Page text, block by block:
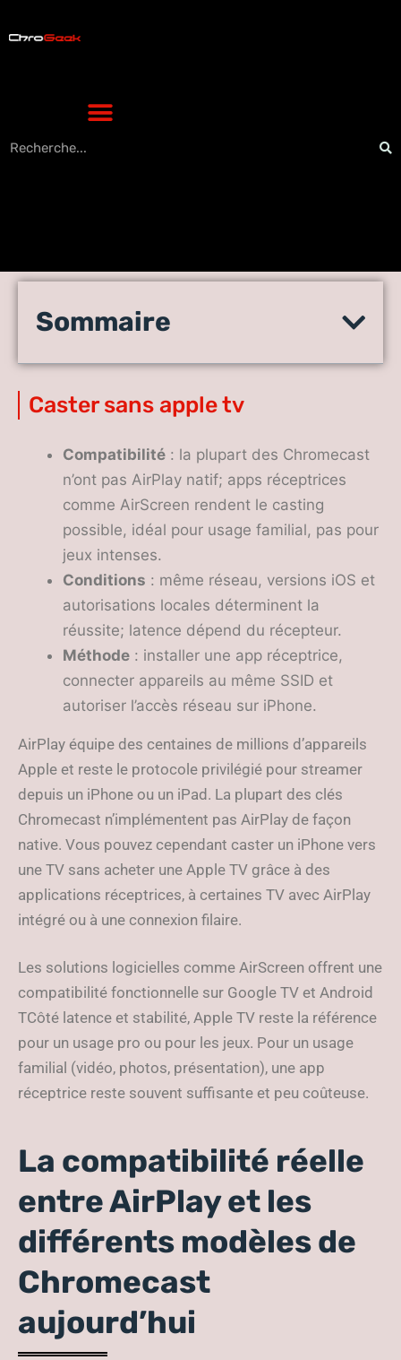
AirPlay sur Chromecast : le
est‑il possible ?
Sommaire
Caster sans apple tv
Compatibilité : la plupart des Chromecast
n’ont pas AirPlay natif; apps réceptrices
comme AirScreen rendent le casting
possible, idéal pour usage familial, pas pour
jeux intenses.
Conditions : même réseau, versions iOS et
autorisations locales déterminent la
réussite; latence dépend du récepteur.
Méthode : installer une app réceptrice,
connecter appareils au même SSID et
autoriser l’accès réseau sur iPhone.
AirPlay équipe des centaines de millions d’appareils
Apple et reste le protocole privilégié pour streamer
depuis un iPhone ou un iPad. La plupart des clés
Chromecast n’implémentent pas AirPlay de façon
native. Vous pouvez cependant caster un iPhone vers
une TV sans acheter une Apple TV grâce à des
applications réceptrices, à certaines TV avec AirPlay
intégré ou à une connexion filaire.
Les solutions logicielles comme AirScreen offrent une
compatibilité fonctionnelle sur Google TV et Android
TCôté latence et stabilité, Apple TV reste la référence
pour un usage pro ou pour les jeux. Pour un usage
familial (vidéo, photos, présentation), une app
réceptrice reste souvent suffisante et peu coûteuse.
La compatibilité réelle
entre AirPlay et les
différents modèles de
Chromecast
aujourd’hui